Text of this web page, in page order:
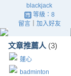
blackjack
等級：8
留言｜ 加入好友
文章推薦人 (3)
蓮心
badminton